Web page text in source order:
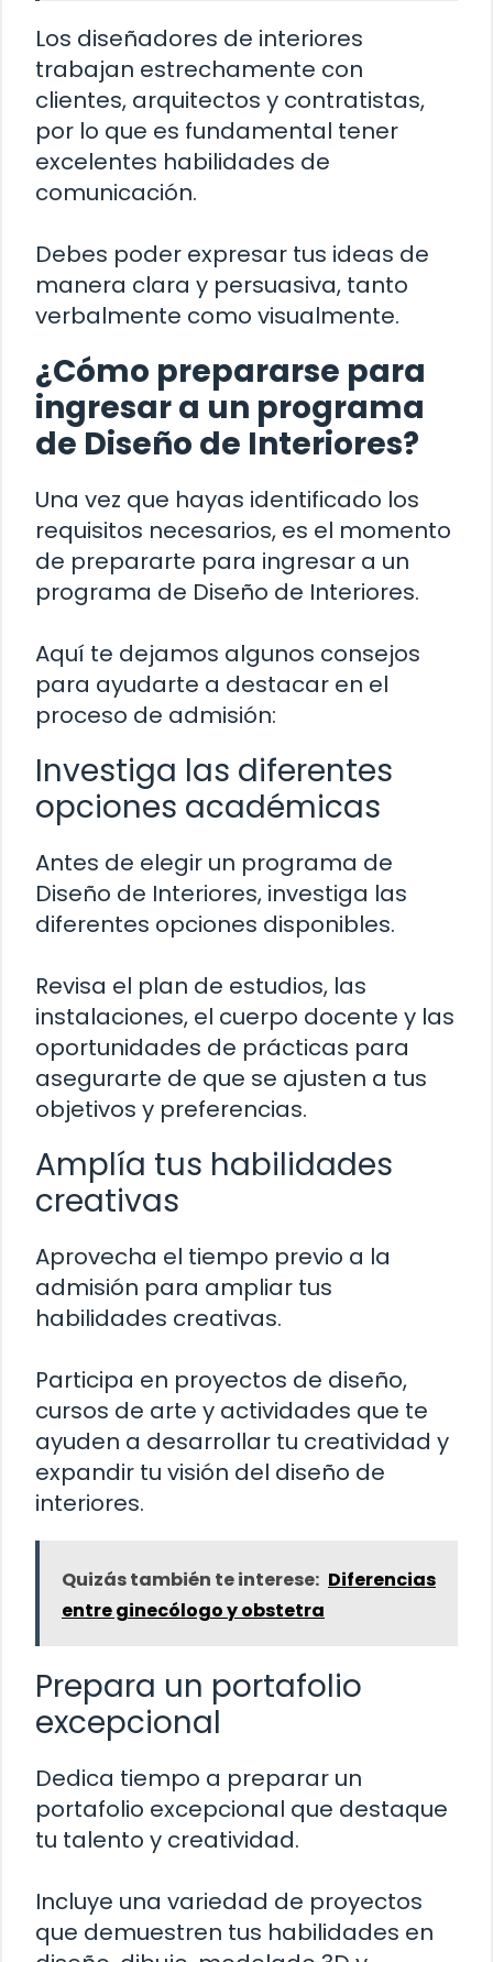
Los diseñadores de interiores
trabajan estrechamente con
clientes, arquitectos y contratistas,
por lo que es fundamental tener
excelentes habilidades de
comunicación.
Debes poder expresar tus ideas de
manera clara y persuasiva, tanto
verbalmente como visualmente.
¿Cómo prepararse para
ingresar a un programa
de Diseño de Interiores?
Una vez que hayas identificado los
requisitos necesarios, es el momento
de prepararte para ingresar a un
programa de Diseño de Interiores.
Aquí te dejamos algunos consejos
para ayudarte a destacar en el
proceso de admisión:
Investiga las diferentes
opciones académicas
Antes de elegir un programa de
Diseño de Interiores, investiga las
diferentes opciones disponibles.
Revisa el plan de estudios, las
instalaciones, el cuerpo docente y las
oportunidades de prácticas para
asegurarte de que se ajusten a tus
objetivos y preferencias.
Amplía tus habilidades
creativas
Aprovecha el tiempo previo a la
admisión para ampliar tus
habilidades creativas.
Participa en proyectos de diseño,
cursos de arte y actividades que te
ayuden a desarrollar tu creatividad y
expandir tu visión del diseño de
interiores.
Quizás también te interese: Diferencias
entre ginecólogo y obstetra
Prepara un portafolio
excepcional
Dedica tiempo a preparar un
portafolio excepcional que destaque
tu talento y creatividad.
Incluye una variedad de proyectos
que demuestren tus habilidades en